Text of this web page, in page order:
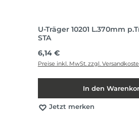
U-Träger 10201 L.370mm
STA
Regulärer Preis:
6,14 €
Preise inkl. MwSt. zzgl.
In den
Jetzt merken